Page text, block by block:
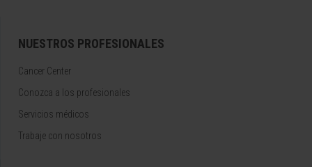
NUESTROS PROFESIONALES
Cancer Center
Conozca a los profesionales
Servicios médicos
Trabaje con nosotros